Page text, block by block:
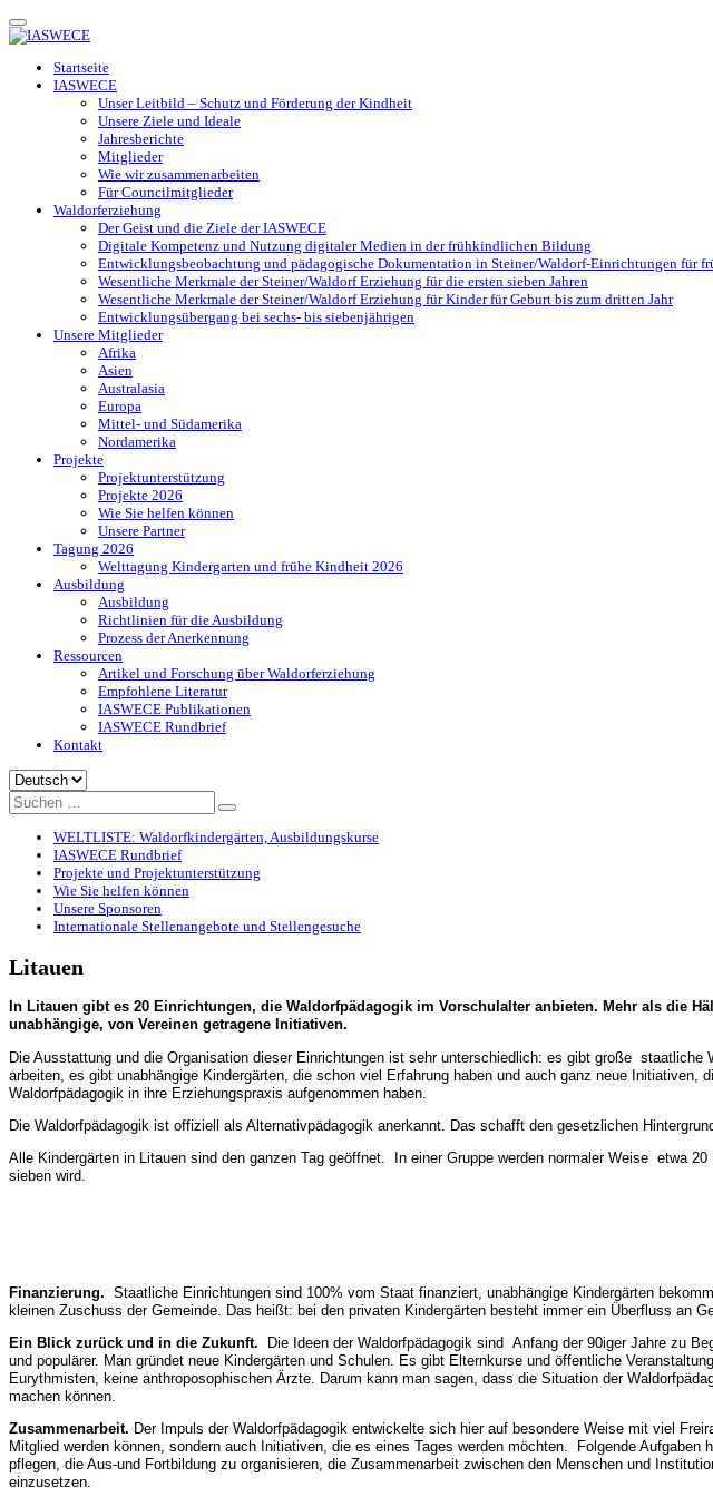
Toggle
navigation
Startseite
IASWECE
Unser Leitbild – Schutz und Förderung der Kindheit
Unsere Ziele und Ideale
Jahresberichte
Mitglieder
Wie wir zusammenarbeiten
Für Councilmitglieder
Waldorferziehung
Der Geist und die Ziele der IASWECE
Digitale Kompetenz und Nutzung digitaler Medien in der frühkindlichen Bildung
Entwicklungsbeobachtung und pädagogische Dokumentation in Steiner/Waldorf-Einrichtungen für
Wesentliche Merkmale der Steiner/Waldorf Erziehung für die ersten sieben Jahren
Wesentliche Merkmale der Steiner/Waldorf Erziehung für Kinder für Geburt bis zum dritten Jahr
Entwicklungsübergang bei sechs- bis siebenjährigen
Unsere Mitglieder
Afrika
Asien
Australasia
Europa
Mittel- und Südamerika
Nordamerika
Projekte
Projektunterstützung
Projekte 2026
Wie Sie helfen können
Unsere Partner
Tagung 2026
Welttagung Kindergarten und frühe Kindheit 2026
Ausbildung
Ausbildung
Richtlinien für die Ausbildung
Prozess der Anerkennung
Ressourcen
Artikel und Forschung über Waldorferziehung
Empfohlene Literatur
IASWECE Publikationen
IASWECE Rundbrief
Kontakt
Sprache
auswählen
WELTLISTE: Waldorfkindergärten, Ausbildungskurse
IASWECE Rundbrief
Projekte und Projektunterstützung
Wie Sie helfen können
Unsere Sponsoren
Internationale Stellenangebote und Stellengesuche
Litauen
In Litauen gibt es 20 Einrichtungen, die Waldorfpädagogik im Vorschulalter anbieten. Mehr als die
unabhängige, von Vereinen getragene Initiativen.
Die Ausstattung und die Organisation dieser Einrichtungen ist sehr unterschiedlich: es gibt große
arbeiten, es gibt unabhängige Kindergärten, die schon viel Erfahrung haben und auch ganz neue
Waldorfpädagogik in ihre Erziehungspraxis aufgenommen haben.
Die Waldorfpädagogik ist offiziell als Alternativpädagogik anerkannt. Das schafft den gesetzlichen
Alle Kindergärten in Litauen sind den ganzen Tag geöffnet. In einer Gruppe werden normaler Weise etwa
sieben wird.
Finanzierung. Staatliche Einrichtungen sind 100% vom Staat finanziert, unabhängige Kindergärten
kleinen Zuschuss der Gemeinde. Das heißt: bei den privaten Kindergärten besteht immer ein Überfluss an
Ein Blick zurück und in die Zukunft.
Die Ideen der Waldorfpädagogik sind Anfang der 90iger Jahre zu
und populärer. Man gründet neue Kindergärten und Schulen. Es gibt Elternkurse und öffentliche
Eurythmisten, keine anthroposophischen Ärzte. Darum kann man sagen, dass die Situation der
machen können.
Zusammenarbeit. Der Impuls der Waldorfpädagogik entwickelte sich hier auf besondere Weise mit viel
Mitglied werden können, sondern auch Initiativen, die es eines Tages werden möchten. Folgende
pflegen, die Aus-und Fortbildung zu organisieren, die Zusammenarbeit zwischen den Menschen und
einzusetzen.